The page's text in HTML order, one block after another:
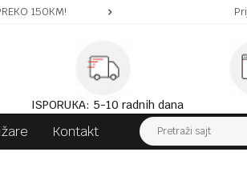
150KM!
ISPORUKA: 5-10 radnih dana
Kontakt Pretraži sajt